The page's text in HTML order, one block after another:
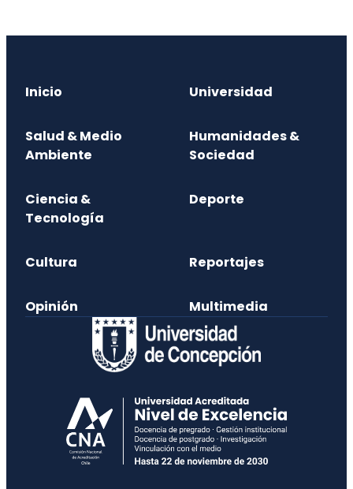
Inicio Universidad
Salud & Medio
Ambiente
Humanidades &
Sociedad
Ciencia &
Tecnología
Deporte
Cultura Reportajes
Opinión Multimedia